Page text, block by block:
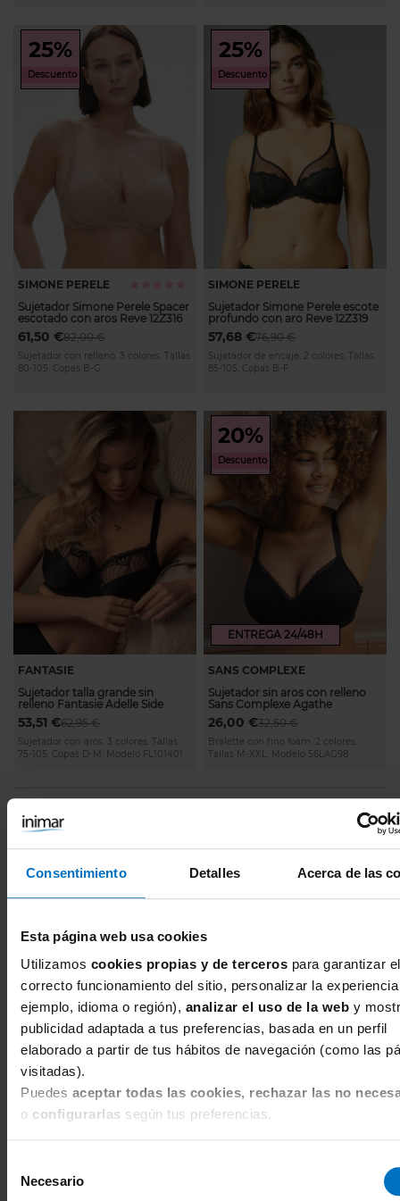
Consentimiento Detalles Acerca de las
Esta página web usa cookies
Utilizamos cookies propias y de terceros para garantizar el
correcto funcionamiento del sitio, personalizar la
ejemplo, idioma o región), analizar el uso de la web y
publicidad adaptada a tus preferencias, basada en un perfil
elaborado a partir de tus hábitos de navegación (como las
visitadas).
Puedes aceptar todas las cookies, rechazar las no
o configurarlas según tus preferencias.
Necesario
25%
Descuento
SIMONE PERELE
Sujetador Simone Perele Spacer
escotado con aros Reve 12Z316
82,00 €
61,50 €
Sujetador con relleno. 3 colores. Tallas
80-105. Copas B-G.
25%
Descuento
SIMONE PERELE
Sujetador Simone Perele escote
profundo con aro Reve 12Z319
76,90 €
57,68 €
Sujetador de encaje. 2 colores. Tallas
85-105. Copas B-F.
FANTASIE
Sujetador talla grande sin
relleno Fantasie Adelle Side
62,95 €
53,51 €
Sujetador con aros. 3 colores. Tallas
75-105. Copas D-M. Modelo FL101401
20%
Descuento
ENTREGA 24/48H
SANS COMPLEXE
Sujetador sin aros con relleno
Sans Complexe Agathe
32,50 €
26,00 €
Bralette con fino foam. 2 colores.
Tallas M-XXL. Modelo 56LAG98
Page
Siguiente
Opiniones Sujetadores Copa
Sujetador sin relleno con aros Elomi
Smooth Moldeado
Maria
Sujetador elomi
Sujetador con buena sujeción y buena calidad elomi es
una marca para mí muy buena para persona con